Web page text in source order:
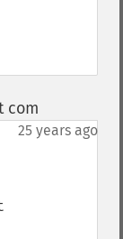
com
25 years ago